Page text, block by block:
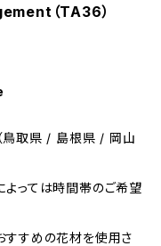
（TA36）
鳥取県 / 島根県 / 岡山
っては時間帯のご希望
すすめの花材を使用さ